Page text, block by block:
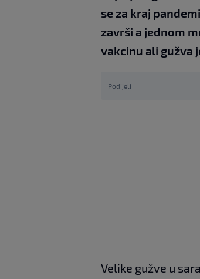
se za kraj
završi a jednom
vakcinu ali gužva
Podijeli
Velike gužve u